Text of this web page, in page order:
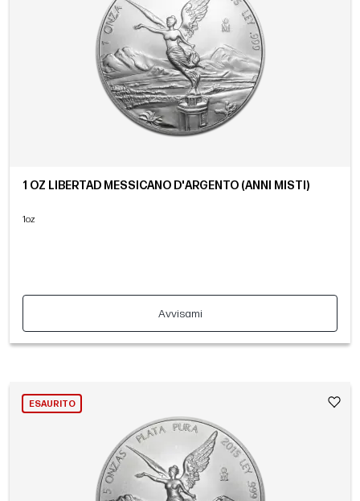
1 OZ LIBERTAD MESSICANO D'ARGENTO (ANNI MISTI)
1oz
Avvisami
ESAURITO